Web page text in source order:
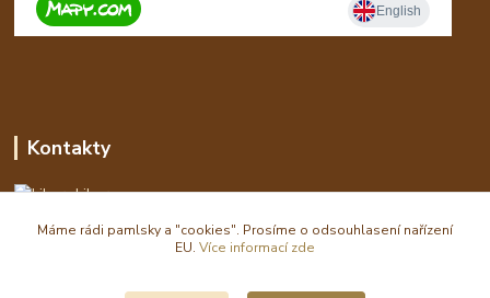
Kontakty
Libor
eshop(zavináč)waldi.cz
Máme rádi pamlsky a "cookies". Prosíme o odsouhlasení nařízení
EU. Více informací zde